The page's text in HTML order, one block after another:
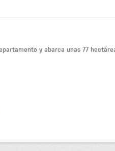
y abarca unas 77